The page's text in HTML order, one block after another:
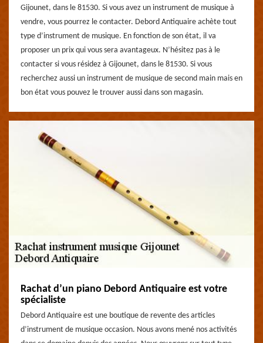
Gijounet, dans le 81530. Si vous avez un instrument de musique à
vendre, vous pourrez le contacter. Debord Antiquaire achète tout
type d’instrument de musique. En fonction de son état, il va
proposer un prix qui vous sera avantageux. N’hésitez pas à le
contacter si vous résidez à Gijounet, dans le 81530. Si vous
recherchez aussi un instrument de musique de second main mais en
bon état vous pouvez le trouver aussi dans son magasin.
Rachat d’un piano Debord Antiquaire est votre
spécialiste
Debord Antiquaire est une boutique de revente des articles
d’instrument de musique occasion. Nous avons mené nos activités